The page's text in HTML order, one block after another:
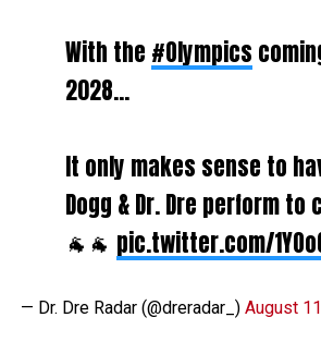
With the #Olympics
2028…
It only makes sense to
Dogg & Dr. Dre perform to
🐐🐐 pic.twitter.com/
— Dr. Dre Radar (@dreradar_) August